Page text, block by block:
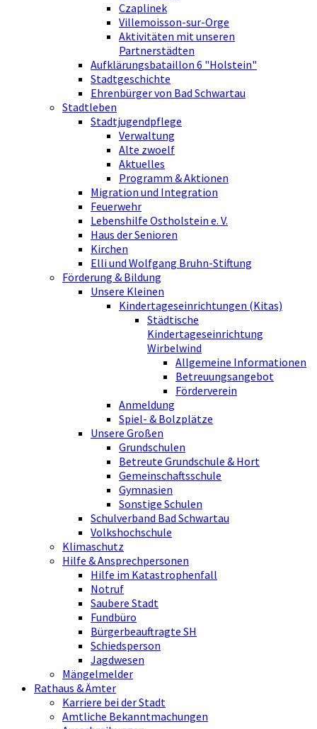
Czaplinek
Villemoisson-sur-Orge
Aktivitäten mit unseren
Partnerstädten
Aufklärungsbataillon 6 "Holstein"
Stadtgeschichte
Ehrenbürger von Bad Schwartau
Stadtleben
Stadtjugendpflege
Verwaltung
Alte zwoelf
Aktuelles
Programm & Aktionen
Migration und Integration
Feuerwehr
Lebenshilfe Ostholstein e. V.
Haus der Senioren
Kirchen
Elli und Wolfgang Bruhn-Stiftung
Förderung & Bildung
Unsere Kleinen
Kindertageseinrichtungen (Kitas)
Städtische
Kindertageseinrichtung
Wirbelwind
Allgemeine Informationen
Betreuungsangebot
Förderverein
Anmeldung
Spiel- & Bolzplätze
Unsere Großen
Grundschulen
Betreute Grundschule & Hort
Gemeinschaftsschule
Gymnasien
Sonstige Schulen
Schulverband Bad Schwartau
Volkshochschule
Klimaschutz
Hilfe & Ansprechpersonen
Hilfe im Katastrophenfall
Notruf
Saubere Stadt
Fundbüro
Bürgerbeauftragte SH
Schiedsperson
Jagdwesen
Mängelmelder
Rathaus & Ämter
Karriere bei der Stadt
Amtliche Bekanntmachungen